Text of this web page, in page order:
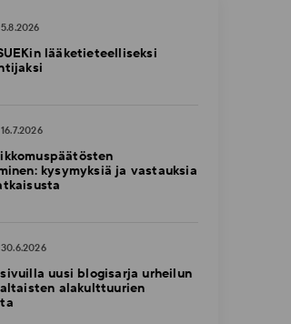
lääketieteelliseksi
kysymyksiä ja vastauksia
sivuilla uusi blogisarja urheilun
alakulttuurien